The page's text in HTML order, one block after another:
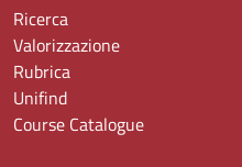
Ricerca
Valorizzazione
Rubrica
Unifind
Course Catalogue